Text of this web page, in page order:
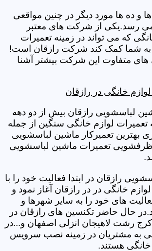
و ده ها مورد دیگر در چنین مواقعی
رسد.یکی از شرکت های معتبر
که می تواند در زمینه تعمیرات
به شما کمک کند شرکت رازقان است!
های متفاوت این شرکت بیشتر آشنا
خانگی در رازقان
لباسشویی رازقان بیش از دو دهه
تعمیرات لوازم خانگی سنگین از جمله
بهترین تعمیرکار ماشین لباسشویی
تعمیرات ماشین لباسشویی
رازقان در ابتدا فعالیت خود را با
خانگی در در رازقان آغاز نمود و
های خود را به سایر شهرها و
حال حاضر تکنسین های رازقان در
رشت لاهیجان انزلی اصفهان و...در
به مشتریان در زمینه نصب سرویس
خانگی هستند.